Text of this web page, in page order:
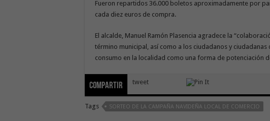
Fueron repartidos 36.000 boletos aproximadamente por
cada diez euros de compra.
El alcalde, Manuel Ramón Plasencia agradece la
término municipal, así como a los ciudadanos y
consumo en la localidad como una forma de potenciación
Compartir tweet
Tags SORTEO DE LA CAMPAÑA NAVIDEÑA LOCAL DE COMERCIO